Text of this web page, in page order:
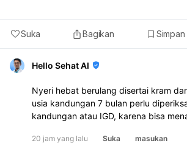
Suka Bagikan Simpan
Hello Sehat AI
Nyeri hebat berulang disertai kram
usia kandungan 7 bulan perlu
kandungan atau IGD, karena bisa
kalau nyerinya makin sering, teratur,
20 jam yang lalu Suka masukan